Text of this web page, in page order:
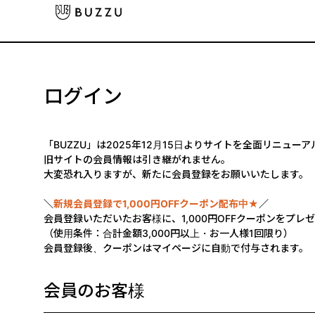
ログイン
「BUZZU」は2025年12月15日よりサイトを全面リニューア
旧サイトの会員情報は引き継がれません。
大変恐れ入りますが、新たに会員登録をお願いいたします。
＼新規会員登録で1,000円OFFクーポン配布中★ ／
会員登録いただいたお客様に、1,000円OFFクーポンをプレゼ
（使用条件：合計金額3,000円以上・お一人様1回限り）
会員登録後、クーポンはマイページに自動で付与されます。
会員のお客様